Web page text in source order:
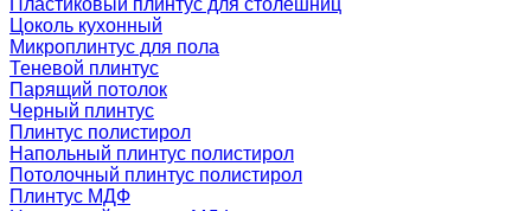
Пластиковый плинтус для столешниц
Цоколь кухонный
Микроплинтус для пола
Теневой плинтус
Парящий потолок
Черный плинтус
Плинтус полистирол
Напольный плинтус полистирол
Потолочный плинтус полистирол
Плинтус МДФ